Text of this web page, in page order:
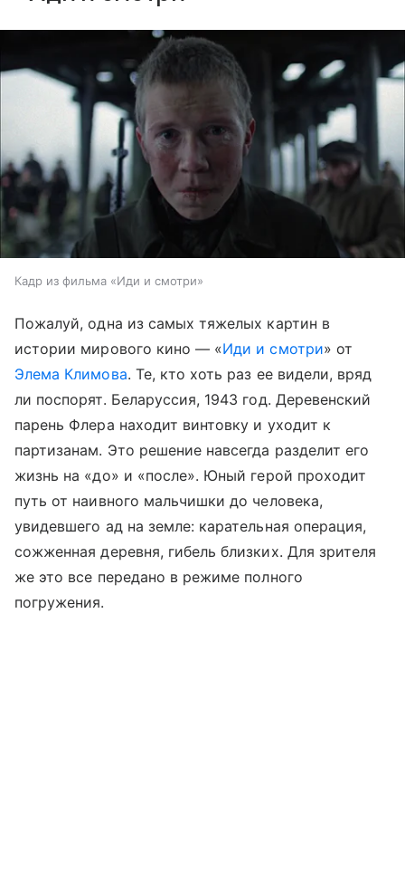
Кадр из фильма «Иди и смотри»
Пожалуй, одна из самых тяжелых картин в
истории мирового кино — «Иди и смотри» от
Элема Климова. Те, кто хоть раз ее видели, вряд
ли поспорят. Беларуссия, 1943 год. Деревенский
парень Флера находит винтовку и уходит к
партизанам. Это решение навсегда разделит его
жизнь на «до» и «после». Юный герой проходит
путь от наивного мальчишки до человека,
увидевшего ад на земле: карательная операция,
сожженная деревня, гибель близких. Для зрителя
же это все передано в режиме полного
погружения.